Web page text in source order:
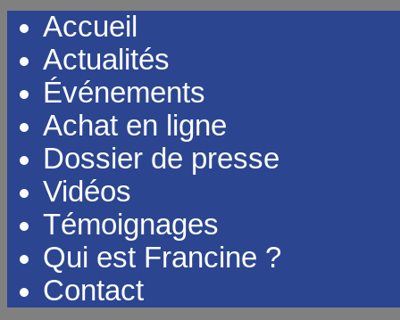
Accueil
Actualités
Événements
Achat en ligne
Dossier de presse
Vidéos
Témoignages
Qui est Francine ?
Contact